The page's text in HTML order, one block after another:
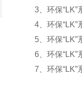
3、环保
4、环保
5、环保
6、环保
7、环保